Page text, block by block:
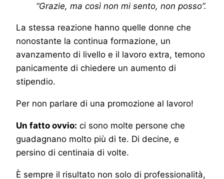
“Grazie, ma così non mi sento, non posso”.
La stessa reazione hanno quelle donne che
nonostante la continua formazione, un
avanzamento di livello e il lavoro extra, temono
panicamente di chiedere un aumento di
stipendio.
Per non parlare di una promozione al lavoro!
Un fatto ovvio: ci sono molte persone che
guadagnano molto più di te. Di decine, e
persino di centinaia di volte.
È sempre il risultato non solo di professionalità,